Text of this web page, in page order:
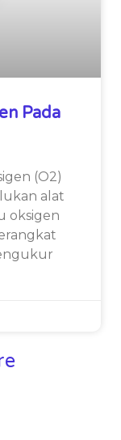
Pada
(O2)
alat
oksigen